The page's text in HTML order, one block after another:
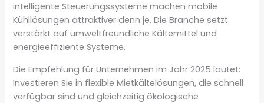
intelligente Steuerungssysteme machen mobile
Kühllösungen attraktiver denn je. Die Branche setzt
verstärkt auf umweltfreundliche Kältemittel und
energieeffiziente Systeme.
Die Empfehlung für Unternehmen im Jahr 2025 lautet:
Investieren Sie in flexible Mietkältelösungen, die schnell
verfügbar sind und gleichzeitig ökologische